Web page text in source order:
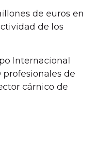
de euros en
de los
Internacional
de
cárnico de